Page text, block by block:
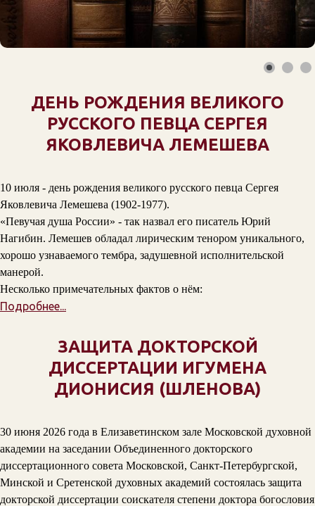
ДЕНЬ РОЖДЕНИЯ ВЕЛИКОГО
РУССКОГО ПЕВЦА СЕРГЕЯ
ЯКОВЛЕВИЧА ЛЕМЕШЕВА
10 июля - день рождения великого русского певца Сергея
Яковлевича Лемешева (1902-1977).
«Певучая душа России» - так назвал его писатель Юрий
Нагибин. Лемешев обладал лирическим тенором уникального,
хорошо узнаваемого тембра, задушевной исполнительской
манерой.
Несколько примечательных фактов о нём:
Подробнее...
ЗАЩИТА ДОКТОРСКОЙ
ДИССЕРТАЦИИ ИГУМЕНА
ДИОНИСИЯ (ШЛЕНОВА)
30 июня 2026 года в Елизаветинском зале Московской духовной
академии на заседании Объединенного докторского
диссертационного совета Московской, Санкт-Петербургской,
Минской и Сретенской духовных академий состоялась защита
докторской диссертации соискателя степени доктора богословия